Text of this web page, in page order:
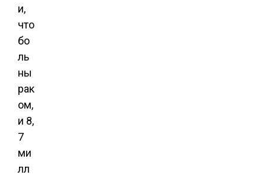
и,
что
бо
ль
ны
рак
ом,
и 8,
7
ми
лл